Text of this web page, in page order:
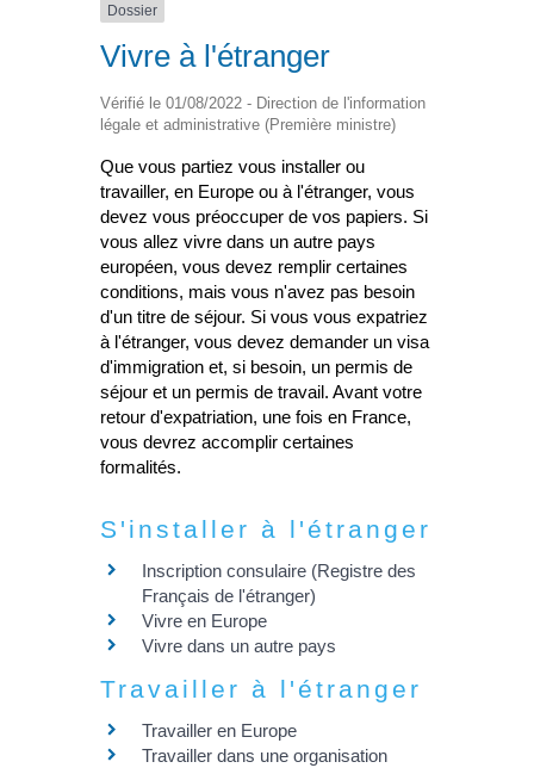
Dossier
Vivre à l'étranger
Vérifié le 01/08/2022 - Direction de l'information
légale et administrative (Première ministre)
Que vous partiez vous installer ou
travailler, en Europe ou à l'étranger, vous
devez vous préoccuper de vos papiers. Si
vous allez vivre dans un autre pays
européen, vous devez remplir certaines
conditions, mais vous n'avez pas besoin
d'un titre de séjour. Si vous vous expatriez
à l'étranger, vous devez demander un visa
d'immigration et, si besoin, un permis de
séjour et un permis de travail. Avant votre
retour d'expatriation, une fois en France,
vous devrez accomplir certaines
formalités.
S'installer à l'étranger
Inscription consulaire (Registre des
Français de l'étranger)
Vivre en Europe
Vivre dans un autre pays
Travailler à l'étranger
Travailler en Europe
Travailler dans une organisation